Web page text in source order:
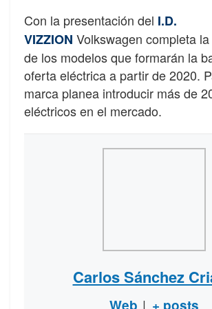
Con la presentación del I.D.
VIZZION Volkswagen completa
de los modelos que formarán la
oferta eléctrica a partir de 2020.
marca planea introducir más de
eléctricos en el mercado.
Carlos Sánchez
Web | + posts